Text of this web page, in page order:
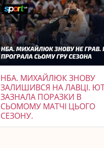
НБА. МИХАЙЛЮК ЗНОВУ
ЗАЛИШИВСЯ НА ЛАВЦІ.
ЗАЗНАЛА ПОРАЗКИ В
СЬОМОМУ МАТЧІ ЦЬОГО
СЕЗОНУ.